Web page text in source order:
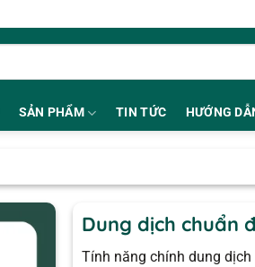
SẢN PHẨM TIN TỨC HƯỚNG
Dung dịch chuẩn
Tính năng chính dung dịch